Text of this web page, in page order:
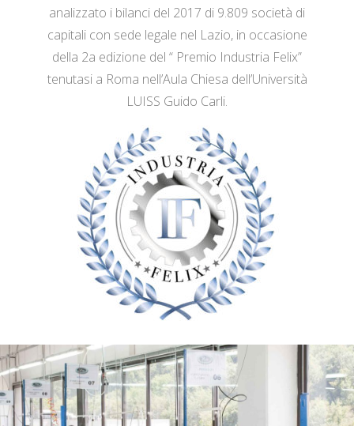
analizzato i bilanci del 2017 di 9.809 società di
capitali con sede legale nel Lazio, in occasione
della 2a edizione del “ Premio Industria Felix”
tenutasi a Roma nell’Aula Chiesa dell’Università
LUISS Guido Carli.